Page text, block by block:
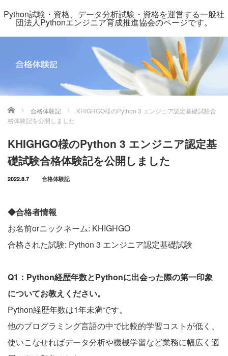
Python試験・資格、データ分析試験・資格を運営する一般社
団法人Pythonエンジニア育成推進協会のページです。
ホーム 合格体験記
KHIGHGO様のPython 3 エンジニア認定基礎試験合
格体験記を公開しました
KHIGHGO様のPython 3 エンジニア認定基
礎試験合格体験記を公開しました
2022.8.7 合格体験記
◆合格者情報
お名前orニックネーム: KHIGHGO
合格された試験: Python 3 エンジニア認定基礎試験
Q1：Python経歴年数とPythonに出会った際の第一印象
についてお教えください。
Python経歴年数は1年未満です。
他のプログラミング言語の中で比較的学習コストが低く、
使いこなせればデータ分析や機械学習など業務に幅広く適